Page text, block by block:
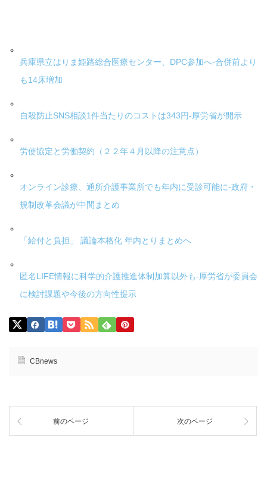
兵庫県立はりま姫路総合医療センター、DPC参加へ-合併前より
も14床増加
自殺防止SNS相談1件当たりのコストは343円-厚労省が開示
労使協定と労働契約（２２年４月以降の注意点）
オンライン診療、通所介護事業所でも年内に受診可能に-政府・
規制改革会議が中間まとめ
「給付と負担」 議論本格化 年内とりまとめへ
匿名LIFE情報に科学的介護推進体制加算以外も-厚労省が委員会
に検討課題や今後の方向性提示
CBnews
前のページ 次のページ